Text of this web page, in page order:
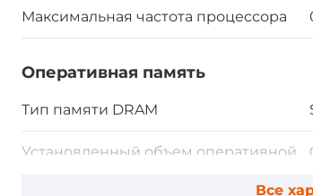
Максимальная частота процессора
Оперативная память
Тип памяти DRAM
Установленный объем оперативной
Все